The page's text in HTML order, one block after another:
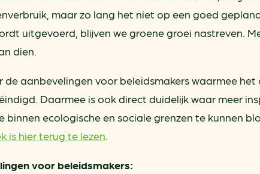
maar zo lang het niet op een goed
uitgevoerd, blijven we groene groei nastreven.
dien.
de aanbevelingen voor beleidsmakers waarmee
Daarmee is ook direct duidelijk waar meer
binnen ecologische en sociale grenzen te kunnen
is hier terug te lezen
voor beleidsmakers: